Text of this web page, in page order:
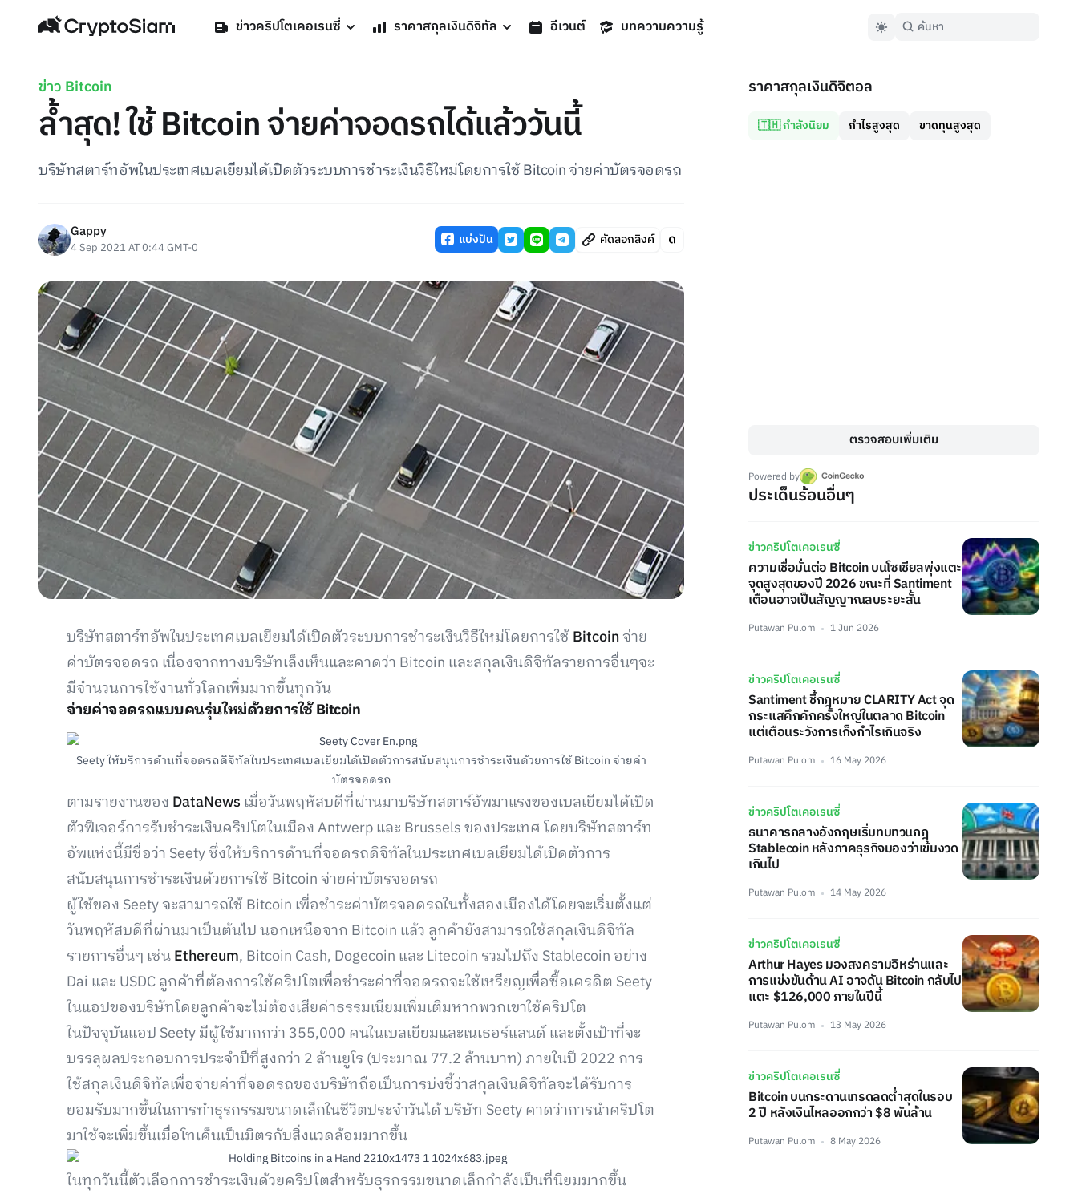
ข่าวคริปโตเคอเรนซี่ ราคาสกุลเงินดิจิทัล อีเวนต์ บทความความรู้
ข่าว Bitcoin
ล้ำสุด! ใช้ Bitcoin จ่ายค่าจอดรถได้แล้ววันนี้
บริษัทสตาร์ทอัพในประเทศเบลเยียมได้เปิดตัวระบบการชำระเงินวิธีใหม่โดยการใช้ Bitcoin จ่ายค่าบัตรจอดรถ
Gappy
4 Sep 2021 AT 0:44 GMT-0 แบ่งปัน คัดลอกลิงค์
บริษัทสตาร์ทอัพในประเทศเบลเยียมได้เปิดตัวระบบการชำระเงินวิธีใหม่โดยการใช้Bitcoinจ่าย
ค่าบัตรจอดรถ เนื่องจากทางบริษัทเล็งเห็นและคาดว่า Bitcoin และสกุลเงินดิจิทัลรายการอื่นๆจะ
มีจำนวนการใช้งานทั่วโลกเพิ่มมากขึ้นทุกวัน
จ่ายค่าจอดรถแบบคนรุ่นใหม่ด้วยการใช้ Bitcoin
Seety ให้บริการด้านที่จอดรถดิจิทัลในประเทศเบลเยียมได้เปิดตัวการสนับสนุนการชำระเงินด้วยการใช้ Bitcoin จ่ายค่า
บัตรจอดรถ
ตามรายงานของ DataNews เมื่อวันพฤหัสบดีที่ผ่านมาบริษัทสตาร์อัพมาแรงของเบลเยียมได้เปิด
ตัวฟีเจอร์การรับชำระเงินคริปโตในเมือง Antwerp และ Brussels ของประเทศ โดยบริษัทสตาร์ท
อัพแห่งนี้มีชื่อว่า Seety ซึ่งให้บริการด้านที่จอดรถดิจิทัลในประเทศเบลเยียมได้เปิดตัวการ
สนับสนุนการชำระเงินด้วยการใช้ Bitcoin จ่ายค่าบัตรจอดรถ
ผู้ใช้ของ Seety จะสามารถใช้ Bitcoin เพื่อชำระค่าบัตรจอดรถในทั้งสองเมืองได้โดยจะเริ่มตั้งแต่
วันพฤหัสบดีที่ผ่านมาเป็นต้นไป นอกเหนือจาก Bitcoin แล้ว ลูกค้ายังสามารถใช้สกุลเงินดิจิทัล
รายการอื่นๆ เช่นEthereum, Bitcoin Cash, Dogecoin และ Litecoin รวมไปถึง Stablecoin อย่าง
Dai และ USDC ลูกค้าที่ต้องการใช้คริปโตเพื่อชำระค่าที่จอดรถจะใช้เหรียญเพื่อซื้อเครดิต Seety
ในแอปของบริษัทโดยลูกค้าจะไม่ต้องเสียค่าธรรมเนียมเพิ่มเติมหากพวกเขาใช้คริปโต
ในปัจจุบันแอป Seety มีผู้ใช้มากกว่า 355,000 คนในเบลเยียมและเนเธอร์แลนด์ และตั้งเป้าที่จะ
บรรลุผลประกอบการประจำปีที่สูงกว่า 2 ล้านยูโร (ประมาณ 77.2 ล้านบาท) ภายในปี 2022 การ
ใช้สกุลเงินดิจิทัลเพื่อจ่ายค่าที่จอดรถของบริษัทถือเป็นการบ่งชี้ว่าสกุลเงินดิจิทัลจะได้รับการ
ยอมรับมากขึ้นในการทำธุรกรรมขนาดเล็กในชีวิตประจำวันได้ บริษัท Seety คาดว่าการนำคริปโต
มาใช้จะเพิ่มขึ้นเมื่อโทเค็นเป็นมิตรกับสิ่งแวดล้อมมากขึ้น
ในทุกวันนี้ตัวเลือกการชำระเงินด้วยคริปโตสำหรับธุรกรรมขนาดเล็กกำลังเป็นที่นิยมมากขึ้น
ราคาสกุลเงินดิจิตอล
🇹🇭 กำลังนิยม กำไรสูงสุด ขาดทุนสูงสุด
ตรวจสอบเพิ่มเติม
Powered by
ประเด็นร้อนอื่นๆ
ข่าวคริปโตเคอเรนซี่
ความเชื่อมั่นต่อ Bitcoin บนโซเชียลพุ่งแตะ
จุดสูงสุดของปี 2026 ขณะที่ Santiment
เตือนอาจเป็นสัญญาณลบระยะสั้น
Putawan Pulom 1 Jun 2026
ข่าวคริปโตเคอเรนซี่
Santiment ชี้กฎหมาย CLARITY Act จุด
กระแสคึกคักครั้งใหญ่ในตลาด Bitcoin
แต่เตือนระวังการเก็งกำไรเกินจริง
Putawan Pulom 16 May 2026
ข่าวคริปโตเคอเรนซี่
ธนาคารกลางอังกฤษเริ่มทบทวนกฎ
Stablecoin หลังภาคธุรกิจมองว่าเข้มงวด
เกินไป
Putawan Pulom 14 May 2026
ข่าวคริปโตเคอเรนซี่
Arthur Hayes มองสงครามอิหร่านและ
การแข่งขันด้าน AI อาจดัน Bitcoin กลับไป
แตะ $126,000 ภายในปีนี้
Putawan Pulom 13 May 2026
ข่าวคริปโตเคอเรนซี่
Bitcoin บนกระดานเทรดลดต่ำสุดในรอบ
2 ปี หลังเงินไหลออกกว่า $8 พันล้าน
Putawan Pulom 8 May 2026